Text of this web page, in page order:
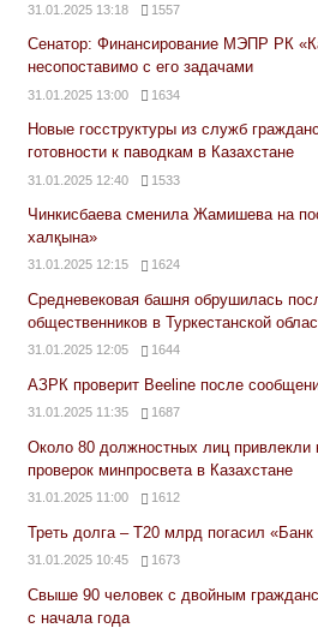
31.01.2025 13:18 1557
Сенатор: Финансирование МЭПР РК
несопоставимо с его задачами
31.01.2025 13:00 1634
Новые госструктуры из служб
готовности к паводкам в Казахстане
31.01.2025 12:40 1533
Чинкисбаева сменила Жамишева на
халқына»
31.01.2025 12:15 1624
Средневековая башня обрушилась
общественников в Туркестанской
31.01.2025 12:05 1644
АЗРК проверит Beeline после
31.01.2025 11:35 1687
Около 80 должностных лиц привлекли
проверок минпросвета в Казахстане
31.01.2025 11:00 1612
Треть долга – Т20 млрд погасил
31.01.2025 10:45 1673
Свыше 90 человек с двойным
с начала года